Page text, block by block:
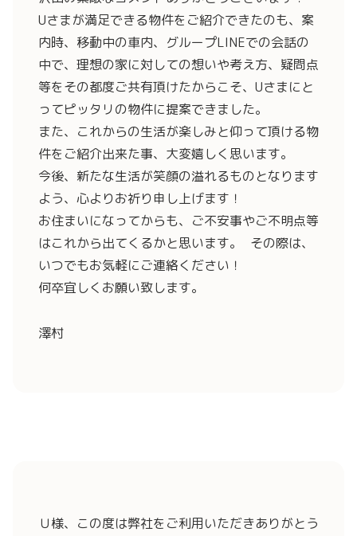
Uさまが満足できる物件をご紹介できたのも、案
内時、移動中の車内、グループLINEでの会話の
中で、理想の家に対しての想いや考え方、疑問点
等をその都度ご共有頂けたからこそ、Uさまにと
ってピッタリの物件に提案できました。
また、これからの生活が楽しみと仰って頂ける物
件をご紹介出来た事、大変嬉しく思います。
今後、新たな生活が笑顔の溢れるものとなります
よう、心よりお祈り申し上げます！
お住まいになってからも、ご不安事やご不明点等
はこれから出てくるかと思います。 その際は、
いつでもお気軽にご連絡ください！
何卒宜しくお願い致します。
澤村
Ｕ様、この度は弊社をご利用いただきありがとう